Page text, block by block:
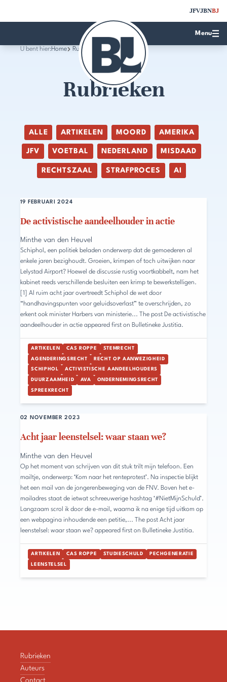
JFVJBNBJ
Menu
U bent hier:Home Rubrieken
Rubrieken
ALLE ARTIKELEN MOORD AMERIKA
JFV VOETBAL NEDERLAND MISDAAD
RECHTSZAAL STRAFPROCES AI
De activistische aandeelhouder in actie
19 FEBRUARI 2024
Minthe van den Heuvel
Schiphol, een politiek beladen onderwerp dat de gemoederen al
enkele jaren bezighoudt. Groeien, krimpen of toch uitwijken naar
Lelystad Airport? Hoewel de discussie rustig voortkabbelt, nam het
kabinet reeds verschillende besluiten een krimp te bewerkstelligen.
[1] Al ruim acht jaar overtreedt Schiphol de wet door
“handhavingspunten voor geluidsoverlast” te overschrijden, zo
erkent ook minister Harbers van ministerie... The post De activistische
aandeelhouder in actie appeared first on Bulletineke Justitia.
ARTIKELEN CAS ROPPE STEMRECHT
AGENDERINGSRECHT RECHT OP AANWEZIGHEID
SCHIPHOL ACTIVISTISCHE AANDEELHOUDERS
DUURZAAMHEID AVA ONDERNEMINGSRECHT
SPREEKRECHT
Acht jaar leenstelsel: waar staan we?
02 NOVEMBER 2023
Minthe van den Heuvel
Op het moment van schrijven van dit stuk trilt mijn telefoon. Een
mailtje, onderwerp: ‘Kom naar het renteprotest’. Na inspectie blijkt
het een mail van de jongerenbeweging van de FNV. Boven het e-
mailadres staat de ietwat schreeuwerige hashtag ‘#NietMijnSchuld’.
Langzaam scrol ik door de e-mail, waarna ik na enige tijd uitkom op
een webpagina inhoudende een petitie,... The post Acht jaar
leenstelsel: waar staan we? appeared first on Bulletineke Justitia.
ARTIKELEN CAS ROPPE STUDIESCHULD PECHGENERATIE
LEENSTELSEL
Rubrieken
Auteurs